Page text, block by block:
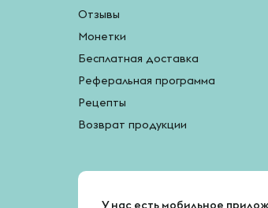
Отзывы
Монетки
Бесплатная доставка
Реферальная программа
Рецепты
Возврат продукции
У нас есть мобильное